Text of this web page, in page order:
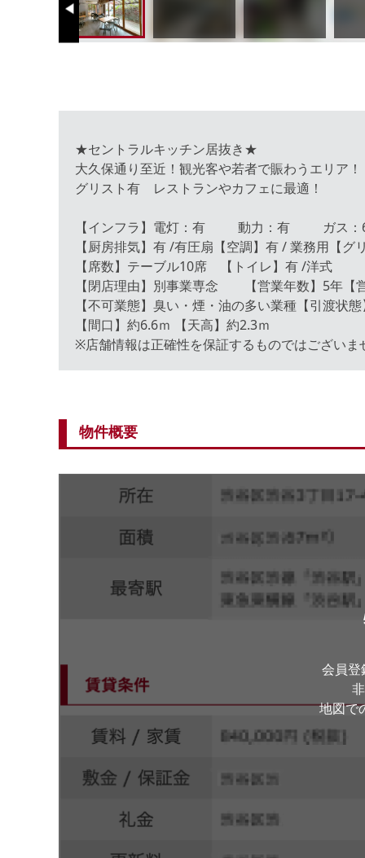
Previous
★セントラルキッチン居抜き★
大久保通り至近！観光客や若者で賑わうエリア！
グリスト有 レストランやカフェに最適！
【インフラ】電灯：有 動力：有 ガス
【厨房排気】有 /有圧扇【空調】有 / 業務用【グ
【席数】テーブル10席 【トイレ】有 /洋式
【閉店理由】別事業専念 【営業年数】5年【
【不可業態】臭い・煙・油の多い業種【引渡状
【間口】約6.6ｍ 【天高】約2.3ｍ
※店舗情報は正確性を保証するものではございま
物件概要
会員登
地図で